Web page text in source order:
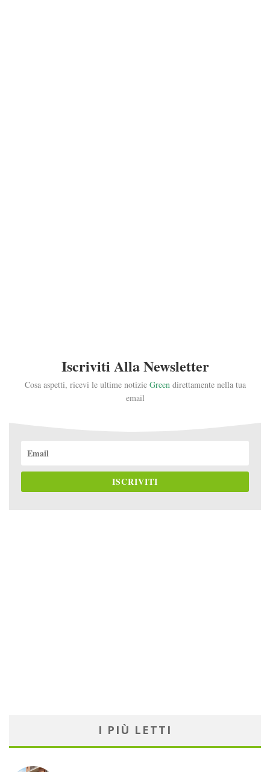
Iscriviti Alla Newsletter
Cosa aspetti, ricevi le ultime notizie Greendirettamente nella tua
email
ISCRIVITI
I PIÙ LETTI